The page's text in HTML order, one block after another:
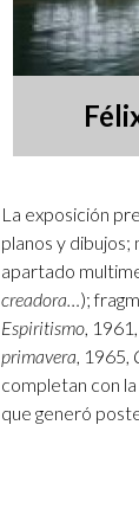
La exposición
planos y
apartado
creadora… );
Espiritismo , 1961,
primavera , 1965,
completan con
que generó